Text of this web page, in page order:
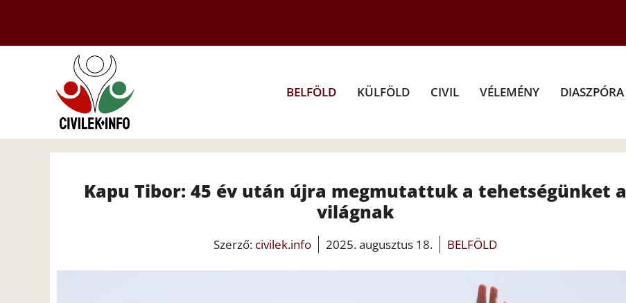
tartalomba
BELFÖLD KÜLFÖLD CIVIL VÉLEMÉNY DIASZPÓRA
Kapu Tibor: 45 év után újra megmutattuk a tehetségünket a
világnak
Szerző: civilek.info 2025. augusztus 18. BELFÖLD